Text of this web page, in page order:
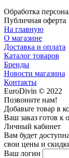
Обработка
Публичная оферта
На главную
О магазине
Доставка и оплата
Каталог товаров
Бренды
Новости магазина
Контакты
EuroDivin © 2022
Позвоните нам!
Добавьте товар в
Ваш заказ готов к
Личный кабинет
Вам будет
свои цены и
Ваш логин